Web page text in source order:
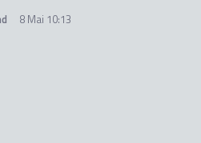
8 Mai 10:13